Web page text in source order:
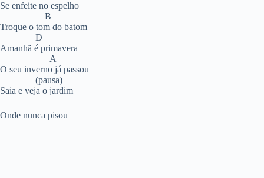
Se enfeite no espelho
B
Troque o tom do batom
D
Amanhã é primavera
A
O seu inverno já passou
(pausa)
Saia e veja o jardim
Onde nunca pisou